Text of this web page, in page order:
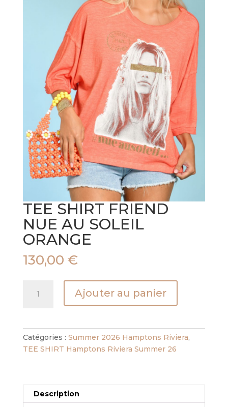
TEE SHIRT FRIEND
NUE AU SOLEIL
ORANGE
130,00 €
Ajouter au panier
Catégories : Summer 2026 Hamptons Riviera,
TEE SHIRT Hamptons Riviera Summer 26
Description